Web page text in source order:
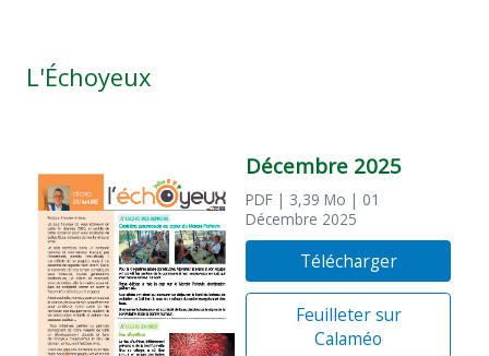
L'Échoyeux
Décembre 2025
PDF | 3,39 Mo | 01
Décembre 2025
Télécharger
Feuilleter sur
Calaméo